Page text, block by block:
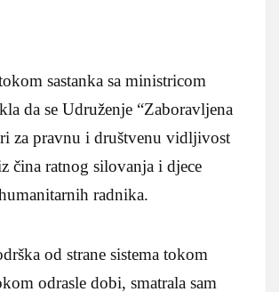
sastanka sa ministricom
da se Udruženje “Zaboravljena
za pravnu i društvenu vidljivost
čina ratnog silovanja i djece
radnika.
od strane sistema tokom
odrasle dobi, smatrala sam